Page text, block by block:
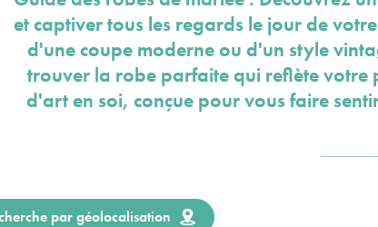
et captiver tous les regards le jour de
d'une coupe moderne ou d'un style
trouver la robe parfaite qui reflète votre
d'art en soi, conçue pour vous faire
par géolocalisation